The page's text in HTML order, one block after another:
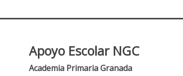
Apoyo Escolar NGC
Academia Primaria Granada